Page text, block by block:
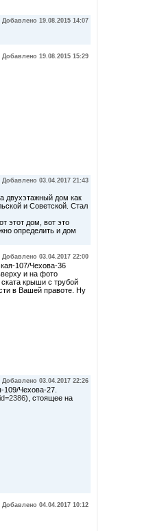
Добавлено 19.08.2015 14:07
Добавлено 19.08.2015 15:29
Добавлено 03.04.2017 21:43
двухэтажный дом как
и Советской. Стал
этот дом, вот это
определить и дом
Добавлено 03.04.2017 22:00
107/Чехова-36
и на фото
ската крыши с трубой
в Вашей правоте. Ну
Добавлено 03.04.2017 22:26
109/Чехова-27.
id=2386), стоящее на
Добавлено 04.04.2017 10:12